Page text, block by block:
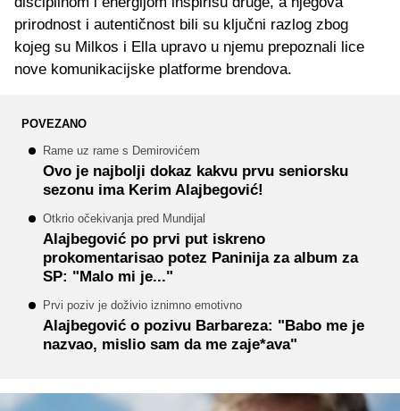
prirodnost i autentičnost bili su ključni razlog zbog
kojeg su Milkos i Ella upravo u njemu prepoznali lice
nove komunikacijske platforme brendova.
POVEZANO
Rame uz rame s Demirovićem
Ovo je najbolji dokaz kakvu prvu seniorsku
sezonu ima Kerim Alajbegović!
Otkrio očekivanja pred Mundijal
Alajbegović po prvi put iskreno
prokomentarisao potez Paninija za album za
SP: "Malo mi je..."
Prvi poziv je doživio iznimno emotivno
Alajbegović o pozivu Barbareza: "Babo me je
nazvao, mislio sam da me zaje*ava"